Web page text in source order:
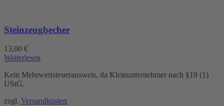
Steinzeugbecher
13,00 €
Weiterlesen
Kein Mehrwertsteuerausweis, da Kleinunternehmer nach §19 (1)
UStG.
zzgl. Versandkosten